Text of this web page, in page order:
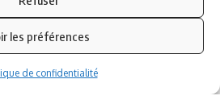
les préférences
de confidentialité